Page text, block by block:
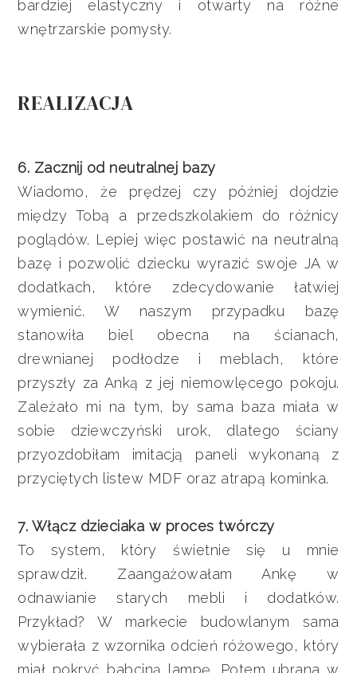
bardziej elastyczny i otwarty na różne
wnętrzarskie pomysły.
REALIZACJA
6. Zacznij od neutralnej bazy
Wiadomo, że prędzej czy później dojdzie
między Tobą a przedszkolakiem do różnicy
poglądów. Lepiej więc postawić na neutralną
bazę i pozwolić dziecku wyrazić swoje JA w
dodatkach, które zdecydowanie łatwiej
wymienić. W naszym przypadku bazę
stanowiła biel obecna na ścianach,
drewnianej podłodze i meblach, które
przyszły za Anką z jej niemowlęcego pokoju.
Zależało mi na tym, by sama baza miała w
sobie dziewczyński urok, dlatego ściany
przyozdobiłam imitacją paneli wykonaną z
przyciętych listew MDF oraz atrapą kominka.
7. Włącz dzieciaka w proces twórczy
To system, który świetnie się u mnie
sprawdził. Zaangażowałam Ankę w
odnawianie starych mebli i dodatków.
Przykład? W markecie budowlanym sama
wybierała z wzornika odcień różowego, który
miał pokryć babciną lampę. Potem ubrana w